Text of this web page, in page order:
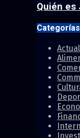
Quién es
Categorías